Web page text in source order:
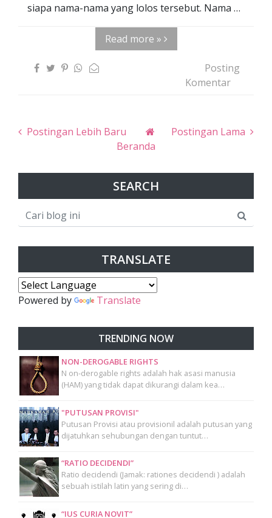
siapa nama-nama yang lolos tersebut. Nama …
Read more »
Posting
Komentar
Postingan Lebih Baru
Postingan Lama
Beranda
SEARCH
TRANSLATE
Powered by Translate
TRENDING NOW
NON-DEROGABLE RIGHTS
N on-derogable rights adalah hak asasi manusia
(HAM) yang tidak dapat dikurangi dalam kea…
"PUTUSAN PROVISI"
Putusan Provisi atau provisionil adalah putusan yang
dijatuhkan sehubungan dengan tuntut…
“RATIO DECIDENDI”
Ratio decidendi (Jamak: rationes decidendi ) adalah
sebuah istilah latin yang sering di…
“IUS CURIA NOVIT”